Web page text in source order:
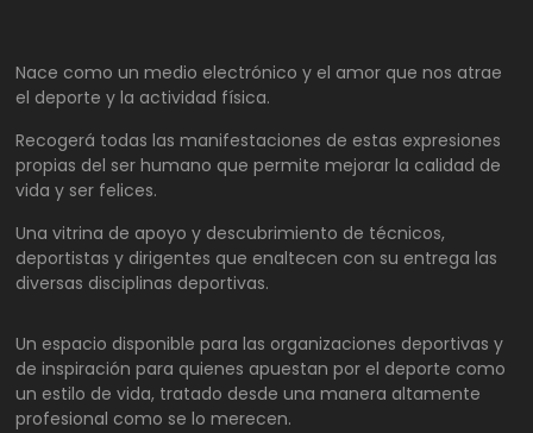
Nace como un medio electrónico y el amor que nos atrae
el deporte y la actividad física.
Recogerá todas las manifestaciones de estas expresiones
propias del ser humano que permite mejorar la calidad de
vida y ser felices.
Una vitrina de apoyo y descubrimiento de técnicos,
deportistas y dirigentes que enaltecen con su entrega las
diversas disciplinas deportivas.
Un espacio disponible para las organizaciones deportivas y
de inspiración para quienes apuestan por el deporte como
un estilo de vida, tratado desde una manera altamente
profesional como se lo merecen.